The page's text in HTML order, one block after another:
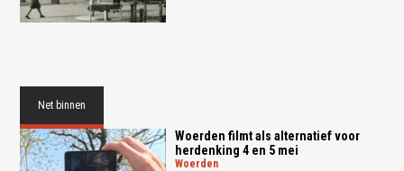
Net binnen
Woerden filmt als alternatief voor
herdenking 4 en 5 mei
woerden